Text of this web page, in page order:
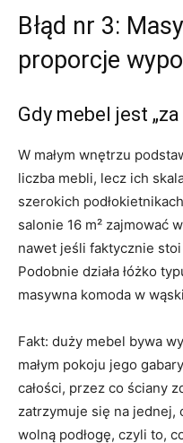
Błąd nr 3:
proporcje
Gdy mebel jest
W małym wnętrzu
liczba mebli, lecz ich
szerokich
salonie 16 m² zajmować
nawet jeśli faktycznie
Podobnie działa łóżko
masywna komoda w
Fakt: duży mebel bywa
małym pokoju jego
całości, przez co ściany
zatrzymuje się na
wolną podłogę, czyli to,